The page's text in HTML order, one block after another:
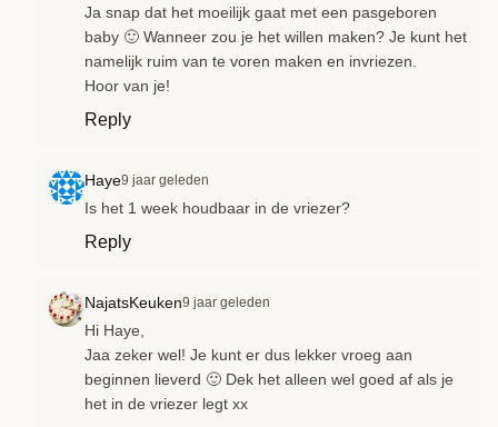
Ja snap dat het moeilijk gaat met een pasgeboren
baby 🙂 Wanneer zou je het willen maken? Je kunt het
namelijk ruim van te voren maken en invriezen.
Hoor van je!
Reply
Haye9 jaar geleden
Is het 1 week houdbaar in de vriezer?
Reply
NajatsKeuken9 jaar geleden
Hi Haye,
Jaa zeker wel! Je kunt er dus lekker vroeg aan
beginnen lieverd 🙂 Dek het alleen wel goed af als je
het in de vriezer legt xx